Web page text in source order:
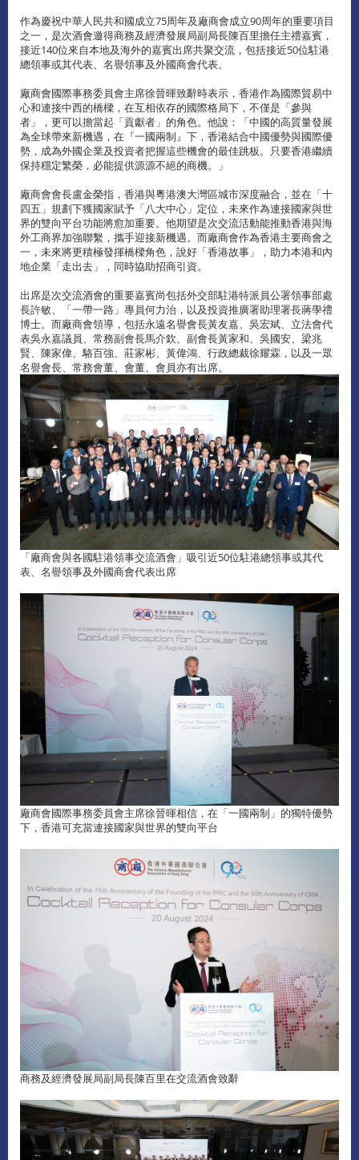
作為慶祝中華人民共和國成立75周年及廠商會成立90周年的重要項目
之一，是次酒會邀得商務及經濟發展局副局長陳百里擔任主禮嘉賓，
接近140位來自本地及海外的嘉賓出席共聚交流，包括接近50位駐港
總領事或其代表、名譽領事及外國商會代表。
廠商會國際事務委員會主席徐晉暉致辭時表示，香港作為國際貿易中
心和連接中西的橋樑，在互相依存的國際格局下，不僅是「參與
者」，更可以擔當起「貢獻者」的角色。他說：「中國的高質量發展
為全球帶來新機遇，在『一國兩制』下，香港結合中國優勢與國際優
勢，成為外國企業及投資者把握這些機會的最佳跳板。只要香港繼續
保持穩定繁榮，必能提供源源不絕的商機。」
廠商會會長盧金榮指，香港與粵港澳大灣區城市深度融合，並在「十
四五」規劃下獲國家賦予「八大中心」定位，未來作為連接國家與世
界的雙向平台功能將愈加重要。他期望是次交流活動能推動香港與海
外工商界加強聯繫，攜手迎接新機遇。而廠商會作為香港主要商會之
一，未來將更積極發揮橋樑角色，說好「香港故事」，助力本港和內
地企業「走出去」，同時協助招商引資。
出席是次交流酒會的重要嘉賓尚包括外交部駐港特派員公署領事部處
長許敏、「一帶一路」專員何力治，以及投資推廣署助理署長蔣學禮
博士。而廠商會領導，包括永遠名譽會長黃友嘉、吳宏斌、立法會代
表吳永嘉議員、常務副會長馬介欽、副會長黃家和、吳國安、梁兆
賢、陳家偉、駱百強、莊家彬、黃偉鴻、行政總裁徐耀霖，以及一眾
名譽會長、常務會董、會董、會員亦有出席。
「廠商會與各國駐港領事交流酒會」吸引近50位駐港總領事或其代
表、名譽領事及外國商會代表出席
廠商會國際事務委員會主席徐晉暉相信，在「一國兩制」的獨特優勢
下，香港可充當連接國家與世界的雙向平台
商務及經濟發展局副局長陳百里在交流酒會致辭